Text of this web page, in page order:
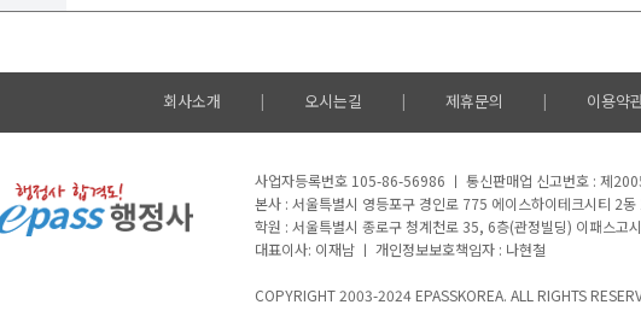
회사소개 | 오시는길 | 제휴문의 | 이용약
사업자등록번호 105-86-56986 ㅣ 통신판매업 신고번호 : 제
본사 : 서울특별시 영등포구 경인로 775 에이스하이테크시티 2
학원 : 서울특별시 종로구 청계천로 35, 6층(관정빌딩) 이패스
대표이사: 이재남 ㅣ 개인정보보호책임자 : 나현철
COPYRIGHT 2003-2024 EPASSKOREA. ALL RIGHTS